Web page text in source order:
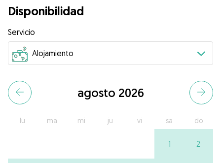
Disponibilidad
Servicio
agosto 2026
lu ma mi ju vi sa do
1 2